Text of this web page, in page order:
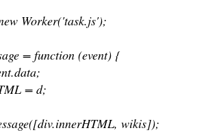
Worker('task.js');
= function (event) {
= d;
wikis]);